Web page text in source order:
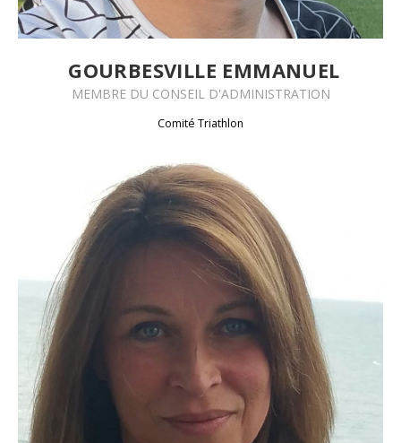
GOURBESVILLE EMMANUEL
MEMBRE DU CONSEIL D'ADMINISTRATION
Comité Triathlon